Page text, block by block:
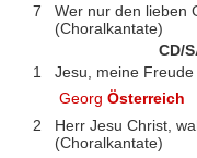
7
Wer nur den lieben
(Choralkantate)
CD/
1
Jesu, meine
GeorgÖsterreich
2
Herr Jesu Christ,
(Choralkantate)